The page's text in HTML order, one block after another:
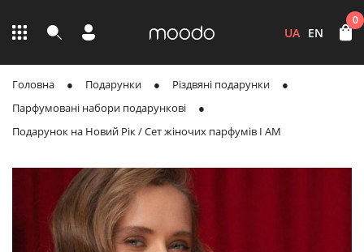
UA EN
0
Головна Подарунки
Різдвяні подарунки
Парфумовані набори подарункові
Подарунок на Новий Рік / Сет жіночих парфумів I AM